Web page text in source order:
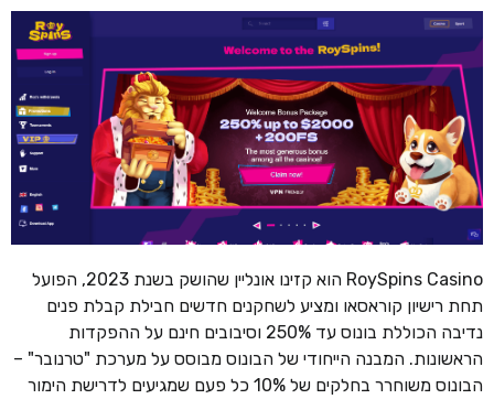
RoySpins Casino הוא קזינו אונליין שהושק בשנת 2023, הפועל
תחת רישיון קוראסאו ומציע לשחקנים חדשים חבילת קבלת פנים
נדיבה הכוללת בונוס עד 250% וסיבובים חינם על ההפקדות
הראשונות. המבנה הייחודי של הבונוס מבוסס על מערכת "טרנובר" –
הבונוס משוחרר בחלקים של 10% כל פעם שמגיעים לדרישת הימור